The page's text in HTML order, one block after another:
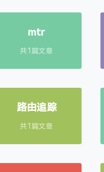
mtr
共1篇文章
路由追踪
共1篇文章